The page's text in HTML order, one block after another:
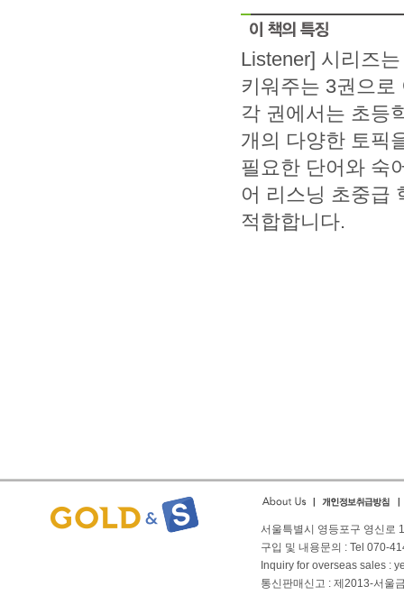
Listener] 시리즈
키워주는 3권으
각 권에서는 초등
개의 다양한 토픽
필요한 단어와 숙
어 리스닝 초중급
적합합니다.
서울특별시 영등포구 영신로
구입 및 내용문의 : Tel 070-
Inquiry for overseas sales :
통신판매신고 : 제2013-서울